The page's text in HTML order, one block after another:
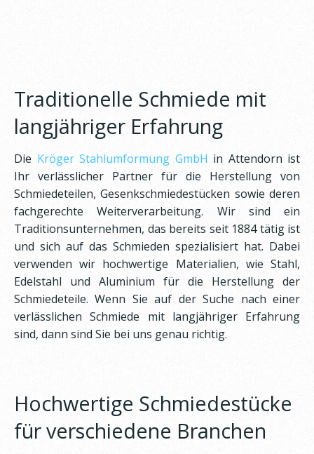
Traditionelle Schmiede mit
langjähriger Erfahrung
Die Kröger Stahlumformung GmbH in Attendorn ist
Ihr verlässlicher Partner für die Herstellung von
Schmiedeteilen, Gesenkschmiedestücken sowie deren
fachgerechte Weiterverarbeitung. Wir sind ein
Traditionsunternehmen, das bereits seit 1884 tätig ist
und sich auf das Schmieden spezialisiert hat. Dabei
verwenden wir hochwertige Materialien, wie Stahl,
Edelstahl und Aluminium für die Herstellung der
Schmiedeteile. Wenn Sie auf der Suche nach einer
verlässlichen Schmiede mit langjähriger Erfahrung
sind, dann sind Sie bei uns genau richtig.
Hochwertige Schmiedestücke
für verschiedene Branchen